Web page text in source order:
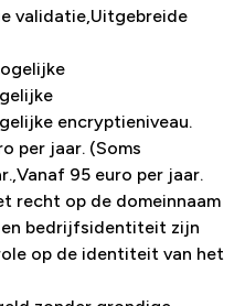
validatie,Uitgebreide
encryptieniveau.
per jaar. (Soms
95 euro per jaar.
recht op de domeinnaam
en bedrijfsidentiteit zijn
op de identiteit van het